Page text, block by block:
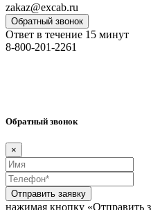
zakaz@excab.ru
Обратный звонок
Ответ в течение 15 минут
8-800-201-2261
Обратный звонок
×
Отправить заявку
нажимая кнопку «Отправить